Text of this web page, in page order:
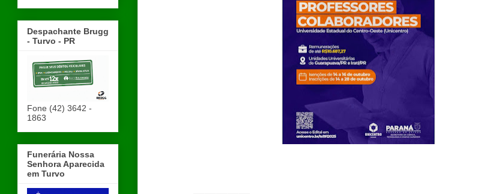
Despachante Brugg
- Turvo - PR
Fone (42) 3642 -
1863
Funerária Nossa
Senhora Aparecida
em Turvo